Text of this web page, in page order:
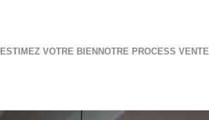
ESTIMEZ VOTRE BIEN NOTRE PROCESS VENTE